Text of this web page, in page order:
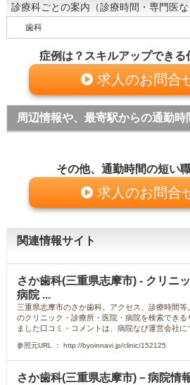
診療科ごとの案内（診療時間・専門医な
歯科
症例は？スキルアップできる
求人のお問合
周辺情報や、最寄駅からの通勤時
その他、通勤時間の短い
求人のお問合
関連情報サイト
さか歯科(三重県志摩市) - クリニ
病院 ...
三重県志摩市のさか歯科。アクセス、診療時間
のクリニック・診療所・医院・病院を検索できる
ました口コミ・コメントは、病院なび運営会社
参照元URL ： http://byoinnavi.jp/clinic/152125
さか歯科(三重県志摩市)－病院情